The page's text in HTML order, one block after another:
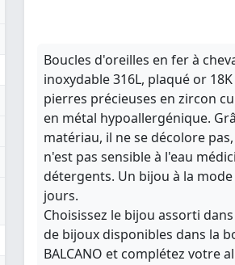
Boucles d'oreilles en fer à
inoxydable 316L, plaqué or
pierres précieuses en zircon
en métal hypoallergénique.
matériau, il ne se décolore
n'est pas sensible à l'eau
détergents. Un bijou à la
jours.
Choisissez le bijou assorti
de bijoux disponibles dans la
BALCANO et complétez votre